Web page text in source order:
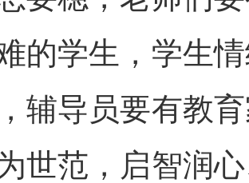
的学生，学生
辅导员要有教
世范，启智润